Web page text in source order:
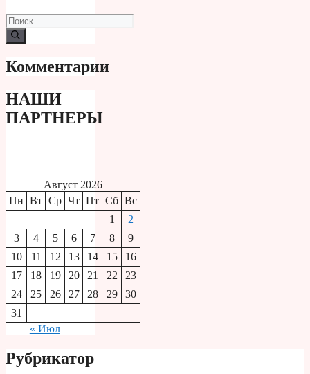
Поиск:
Комментарии
НАШИ
ПАРТНЕРЫ
Август 2026
Пн Вт Ср Чт Пт Сб Вс
1
2
3
4 5 6 7 8
9
10
11 12 13 14 15
16
17
18 19 20 21 22
23
24
25 26 27 28 29
30
31
« Июл
Рубрикатор